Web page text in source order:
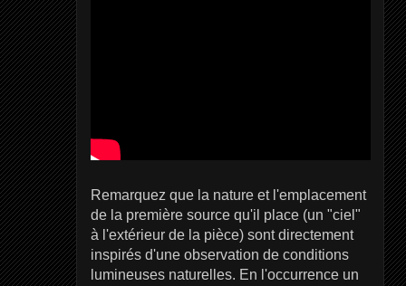
Remarquez que la nature et l'emplacement
de la première source qu'il place (un "ciel"
à l'extérieur de la pièce) sont directement
inspirés d'une observation de conditions
lumineuses naturelles. En l'occurrence un